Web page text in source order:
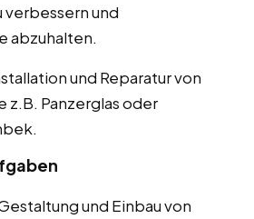
und
abzuhalten.
und Reparatur von
z.B. Panzerglas oder
und Einbau von